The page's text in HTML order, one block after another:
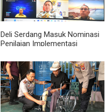
Deli Serdang Masuk Nominasi
Penilaian Implementasi
Regional Sumatera